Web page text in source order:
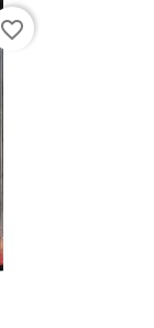
favorite_border